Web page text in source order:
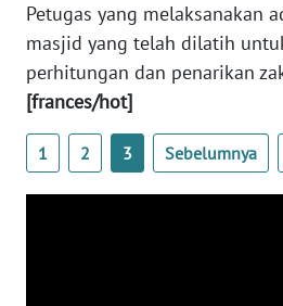
Petugas yang melaksanakan
masjid yang telah dilatih
perhitungan dan penarikan
[frances/hot]
1 2 3 Sebelumnya
WN
JAKARTA
WN